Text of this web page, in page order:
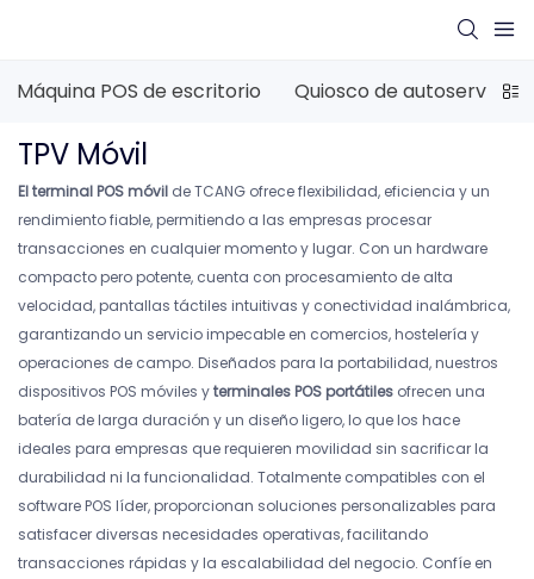
Máquina POS de escritorio Quiosco de autoservicio
TPV Móvil
El terminalPOS móvil de TCANG ofrece flexibilidad, eficiencia y un
rendimiento fiable, permitiendo a las empresas procesar
transacciones en cualquier momento y lugar. Con un hardware
compacto pero potente, cuenta con procesamiento de alta
velocidad, pantallas táctiles intuitivas y conectividad inalámbrica,
garantizando un servicio impecable en comercios, hostelería y
operaciones de campo. Diseñados para la portabilidad, nuestros
dispositivos POS móviles yterminales POS portátiles ofrecen una
batería de larga duración y un diseño ligero, lo que los hace
ideales para empresas que requieren movilidad sin sacrificar la
durabilidad ni la funcionalidad. Totalmente compatibles con el
software POS líder, proporcionan soluciones personalizables para
satisfacer diversas necesidades operativas, facilitando
transacciones rápidas y la escalabilidad del negocio. Confíe en